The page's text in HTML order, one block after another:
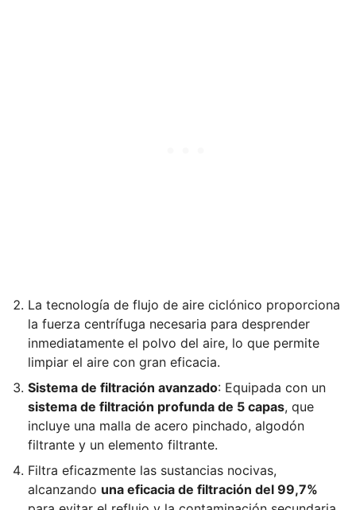
La tecnología de flujo de aire ciclónico proporciona
la fuerza centrífuga necesaria para desprender
inmediatamente el polvo del aire, lo que permite
limpiar el aire con gran eficacia.
Sistema de filtración avanzado: Equipada con un
sistema de filtración profunda de 5 capas, que
incluye una malla de acero pinchado, algodón
filtrante y un elemento filtrante.
Filtra eficazmente las sustancias nocivas,
alcanzando una eficacia de filtración del 99,7%